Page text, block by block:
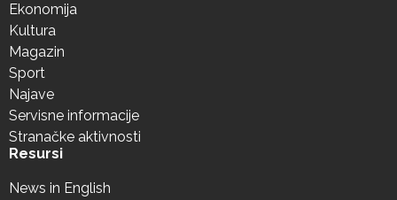
Ekonomija
Kultura
Magazin
Sport
Najave
Servisne informacije
Stranačke aktivnosti
Resursi
News in English